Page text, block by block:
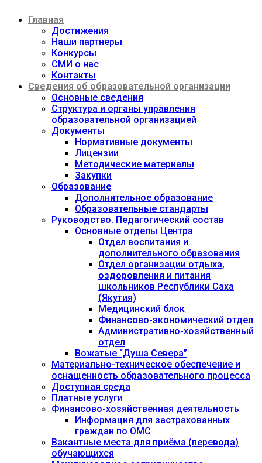
содержимому
Главная
Достижения
Наши партнеры
Конкурсы
СМИ о нас
Контакты
Сведения об образовательной организации
Основные сведения
Структура и органы управления
образовательной организацией
Документы
Нормативные документы
Лицензии
Методические материалы
Закупки
Образование
Дополнительное образование
Образовательные стандарты
Руководство. Педагогический состав
Основные отделы Центра
Отдел воспитания и
дополнительного образования
Отдел организации отдыха,
оздоровления и питания
школьников Республики Саха
(Якутия)
Медицинский блок
Финансово-экономический отдел
Административно-хозяйственный
отдел
Вожатые “Душа Севера”
Материально-техническое обеспечение и
оснащенность образовательного процесса
Доступная среда
Платные услуги
Финансово-хозяйственная деятельность
Информация для застрахованных
граждан по ОМС
Вакантные места для приёма (перевода)
обучающихся